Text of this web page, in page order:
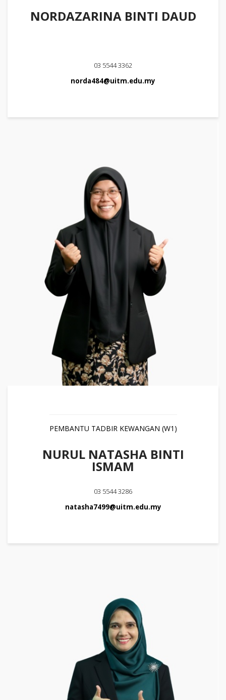
NORDAZARINA BINTI DAUD
03 5544 3362
norda484@uitm.edu.my
PEMBANTU TADBIR KEWANGAN (W1)
NURUL NATASHA BINTI
ISMAM
03 5544 3286
natasha7499@uitm.edu.my